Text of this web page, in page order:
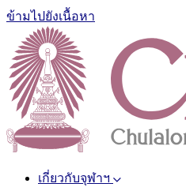
ข้ามไปยังเนื้อหา
เกี่ยวกับจุฬาฯ